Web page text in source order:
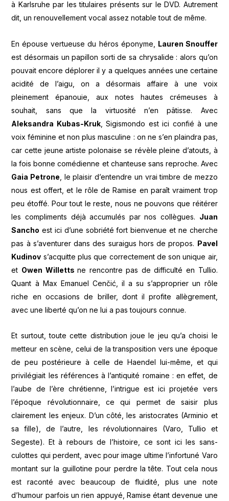
à Karlsruhe par les titulaires présents sur le DVD. Autrement
dit, un renouvellement vocal assez notable tout de même.
En épouse vertueuse du héros éponyme, Lauren Snouffer
est désormais un papillon sorti de sa chrysalide : alors qu’on
pouvait encore déplorer il y a quelques années une certaine
acidité de l’aigu, on a désormais affaire à une voix
pleinement épanouie, aux notes hautes crémeuses à
souhait, sans que la virtuosité n’en pâtisse. Avec
Aleksandra Kubas-Kruk, Sigismondo est ici confié à une
voix féminine et non plus masculine : on ne s’en plaindra pas,
car cette jeune artiste polonaise se révèle pleine d’atouts, à
la fois bonne comédienne et chanteuse sans reproche. Avec
Gaia Petrone , le plaisir d’entendre un vrai timbre de mezzo
nous est offert, et le rôle de Ramise en paraît vraiment trop
peu étoffé. Pour tout le reste, nous ne pouvons que réitérer
les compliments déjà accumulés par nos collègues. Juan
Sancho est ici d’une sobriété fort bienvenue et ne cherche
pas à s’aventurer dans des suraigus hors de propos. Pavel
Kudinov s’acquitte plus que correctement de son unique air,
et Owen Willettsne rencontre pas de difficulté en Tullio.
Quant à Max Emanuel Cenčić, il a su s’approprier un rôle
riche en occasions de briller, dont il profite allègrement,
avec une liberté qu’on ne lui a pas toujours connue.
Et surtout, toute cette distribution joue le jeu qu’a choisi le
metteur en scène, celui de la transposition vers une époque
de peu postérieure à celle de Haendel lui-même, et qui
privilégiait les références à l’antiquité romaine : en effet, de
l’aube de l’ère chrétienne, l’intrigue est ici projetée vers
l’époque révolutionnaire, ce qui permet de saisir plus
clairement les enjeux. D’un côté, les aristocrates (Arminio et
sa fille), de l’autre, les révolutionnaires (Varo, Tullio et
Segeste). Et à rebours de l’histoire, ce sont ici les sans-
culottes qui perdent, avec pour image ultime l’infortuné Varo
montant sur la guillotine pour perdre la tête. Tout cela nous
est raconté avec beaucoup de fluidité, plus une note
d’humour parfois un rien appuyé, Ramise étant devenue une